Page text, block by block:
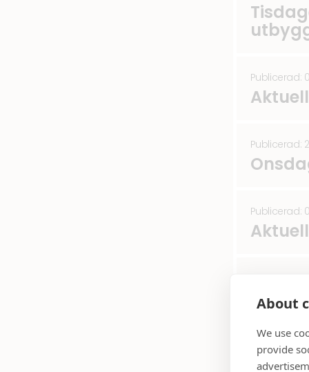
About
We use
provide
Publicerad:
Publicerad:
Publicerad:
Publicerad: